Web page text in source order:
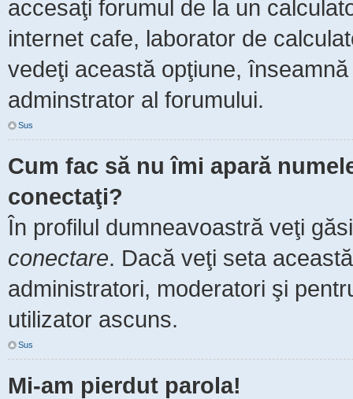
accesaţi forumul de la un
internet cafe, laborator de
vedeţi această opţiune,
adminstrator al forumului.
Sus
Cum fac să nu îmi apară
conectaţi?
În profilul dumneavoastră veţi
conectare. Dacă veţi seta
administratori, moderatori şi
utilizator ascuns.
Sus
Mi-am pierdut parola!